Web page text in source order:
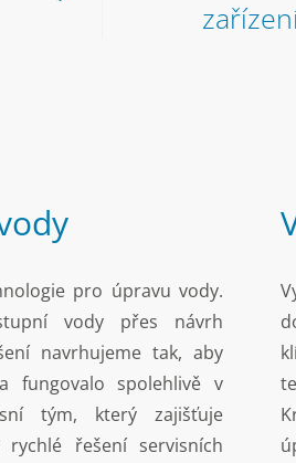
pro úpravu vody.
vody přes návrh
navrhujeme tak, aby
fungovalo spolehlivě v
tým, který zajišťuje
řešení servisních